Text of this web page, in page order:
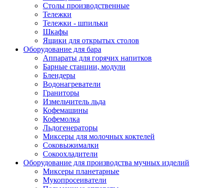
Столы производственные
Тележки
Тележки - шпильки
Шкафы
Ящики для открытых столов
Оборудование для бара
Аппараты для горячих напитков
Барные станции, модули
Блендеры
Водонагреватели
Граниторы
Измельчитель льда
Кофемашины
Кофемолка
Льдогенераторы
Миксеры для молочных коктелей
Соковыжималки
Сокоохладители
Оборудование для производства мучных изделий
Миксеры планетарные
Мукопросеиватели